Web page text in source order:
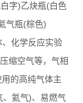
字)乙炔瓶(白色
气瓶(棕色)
化学反应实验
缩空气等，气相
的高纯气体主
氦气)、易燃气